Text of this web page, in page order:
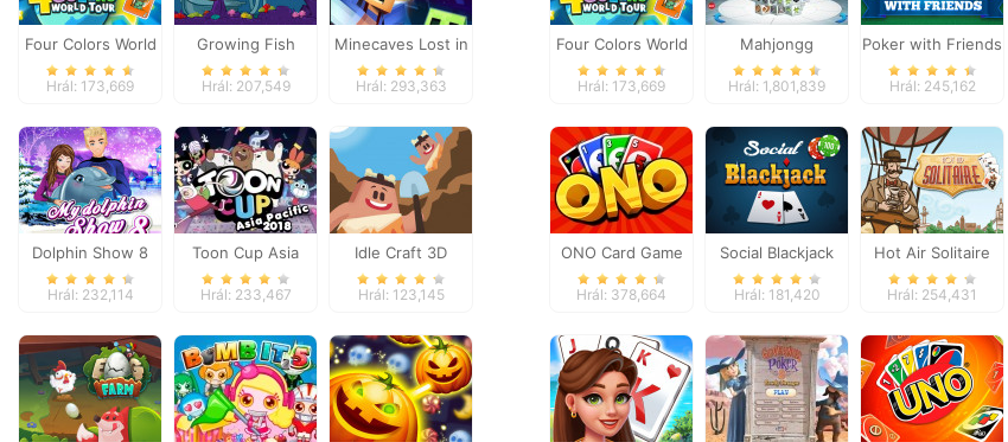
Four Colors World
Tour
Hrál: 173,669
Growing Fish
Hrál: 207,549
Minecaves Lost in
Space
Hrál: 293,363
Dolphin Show 8
Hrál: 232,114
Toon Cup Asia
Pacific 2018
Hrál: 233,467
Idle Craft 3D
Hrál: 123,145
Four Colors World
Tour
Hrál: 173,669
Mahjongg
Dimensions
Hrál: 1,801,839
Poker with Friends
Hrál: 245,162
ONO Card Game
Hrál: 378,664
Social Blackjack
Hrál: 181,420
Hot Air Solitaire
Hrál: 254,431